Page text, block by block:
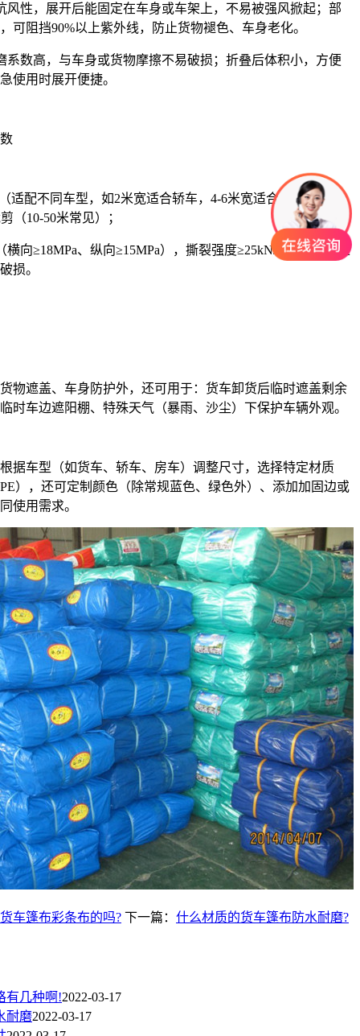
风性，展开后能固定在车身或车架上，不易被强风掀起；部
可阻挡90%以上紫外线，防止货物褪色、车身老化。
系数高，与车身或货物摩擦不易破损；折叠后体积小，方便
使用时展开便捷。
适配不同车型，如2米宽适合轿车，4-6米宽适合货车、
（10-50米常见）；
向≥18MPa、纵向≥15MPa），撕裂强度≥25kN/m，确保高速
损。
物遮盖、车身防护外，还可用于：货车卸货后临时遮盖剩余
时车边遮阳棚、特殊天气（暴雨、沙尘）下保护车辆外观。
据车型（如货车、轿车、房车）调整尺寸，选择特定材质
），还可定制颜色（除常规蓝色、绿色外）、添加加固边或
使用需求。
车篷布彩条布的吗? 下一篇： 什么材质的货车篷布防水耐磨?
有几种啊!2022-03-17
耐磨2022-03-17